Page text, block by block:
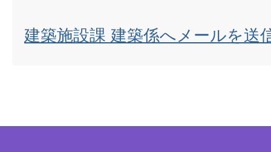
建築施設課 建築係へメールを送